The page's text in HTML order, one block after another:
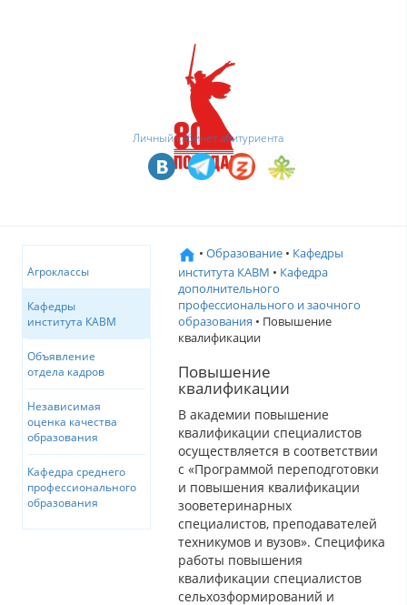
Личный кабинет абитуриента
Агроклассы
Кафедры
института КАВМ
Объявление
отдела кадров
Независимая
оценка качества
образования
Кафедра среднего
профессионального
образования
• Образование • Кафедры
института КАВМ • Кафедра
дополнительного
профессионального и заочного
образования • Повышение
квалификации
Повышение
квалификации
В академии повышение
квалификации специалистов
осуществляется в соответствии
с «Программой переподготовки
и повышения квалификации
зооветеринарных
специалистов, преподавателей
техникумов и вузов». Специфика
работы повышения
квалификации специалистов
сельхозформирований и